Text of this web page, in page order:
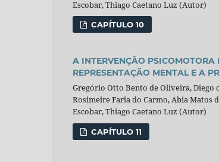
Escobar, Thiago Caetano Luz (Autor)
CAPÍTULO 10
A INTERVENÇÃO
REPRESENTAÇÃO MENTAL E A
Gregório Otto Bento de Oliveira, Diego
Rosimeire Faria do Carmo, Abia Matos
Escobar, Thiago Caetano Luz (Autor)
CAPÍTULO 11